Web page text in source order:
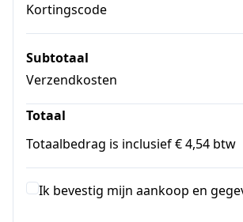
Kortingscode
Subtotaal
Verzendkosten
Totaal
Totaalbedrag is inclusief € 4,54 btw
Ik bevestig mijn aankoop en